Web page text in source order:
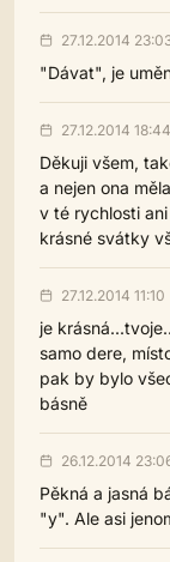
27.12.2014
"Dávat", je
27.12.2014 18:44
Děkuji všem,
a nejen ona
v té rychlosti
krásné svátky
27.12.2014 11:10
je
samo dere,
pak by bylo
básně
26.12.2014
Pěkná a jasná
"y". Ale asi